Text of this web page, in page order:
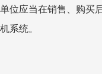
位应当在销售、购买
系统。